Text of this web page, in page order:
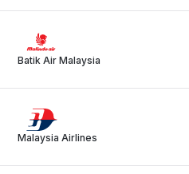
Batik Air Malaysia
Malaysia Airlines